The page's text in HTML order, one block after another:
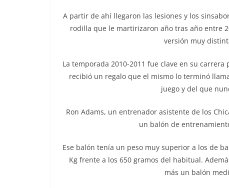
A partir de ahí llegaron las lesiones y los
rodilla que le martirizaron año tras año entre
versión muy
La temporada 2010-2011 fue clave en su
recibió un regalo que el mismo lo terminó
juego y del que
Ron Adams, un entrenador asistente de los
un balón de
Ese balón tenía un peso muy superior a los de
Kg frente a los 650 gramos del habitual.
más un balón